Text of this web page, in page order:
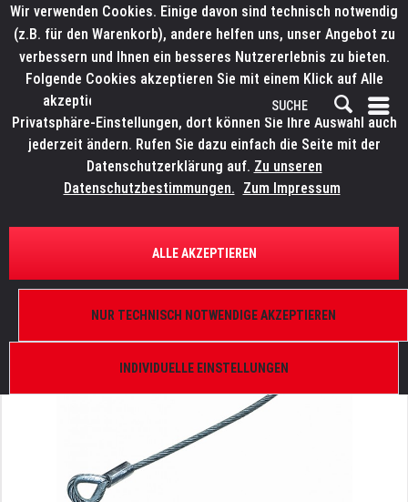
ÜBERSICHT ANSCHLAGSMATERIAL
LITECRAFT Stahlseil 16 mm
Wir verwenden Cookies. Einige davon sind technisch notwendig
(z.B. für den Warenkorb), andere helfen uns, unser Angebot zu
verbessern und Ihnen ein besseres Nutzererlebnis zu bieten.
Folgende Cookies akzeptieren Sie mit einem Klick auf Alle
akzeptieren. Weitere Informationen finden Sie in den
Privatsphäre-Einstellungen, dort können Sie Ihre Auswahl auch
jederzeit ändern. Rufen Sie dazu einfach die Seite mit der
Datenschutzerklärung auf. Zu unseren
Datenschutzbestimmungen. Zum Impressum
INDIVIDUELLE EINSTELLUNGEN
NUR TECHNISCH NOTWENDIGE AKZEPTIEREN
ALLE AKZEPTIEREN